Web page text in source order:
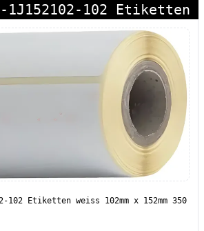
1J152102-102 Etiketten
102 Etiketten weiss 102mm x 152mm 350